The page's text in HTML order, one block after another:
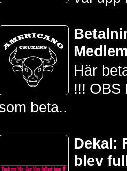
Här
!!! OBS
beta..
Dekal:
blev